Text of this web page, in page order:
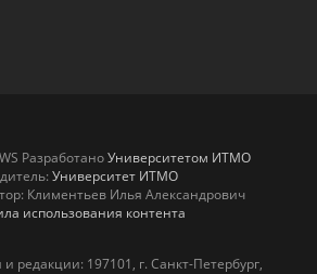
РазработаноУниверситетом ИТМО
Университет ИТМО
Климентьев Илья Александрович
использования контента
редакции: 197101, г. Санкт-Петербург,